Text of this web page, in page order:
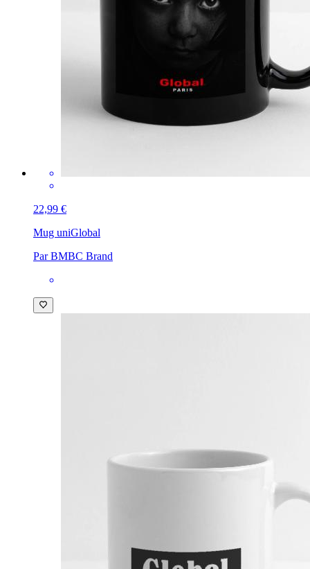
22,99 €
Mug uniGlobal
Par BMBC Brand